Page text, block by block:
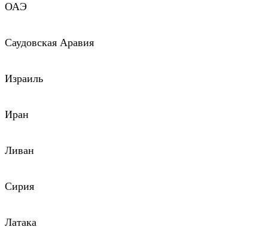
ОАЭ
Саудовская Аравия
Израиль
Иран
Ливан
Сирия
Латака